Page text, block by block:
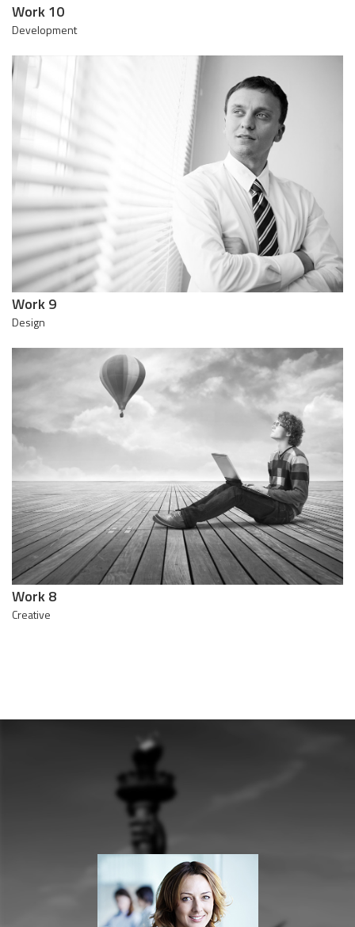
Work 10
Development
Work 9
Design
Work 8
Creative